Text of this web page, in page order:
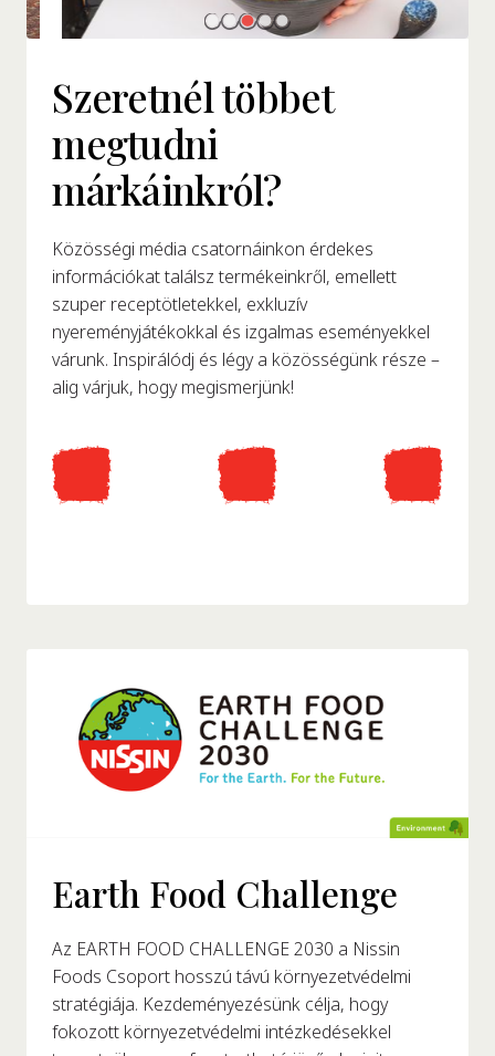
Szeretnél többet
megtudni
márkáinkról?
Közösségi média csatornáinkon érdekes
információkat találsz termékeinkről, emellett
szuper receptötletekkel, exkluzív
nyereményjátékokkal és izgalmas eseményekkel
várunk. Inspirálódj és légy a közösségünk része –
alig várjuk, hogy megismerjünk!
Earth Food Challenge
Az EARTH FOOD CHALLENGE 2030 a Nissin
Foods Csoport hosszú távú környezetvédelmi
stratégiája. Kezdeményezésünk célja, hogy
fokozott környezetvédelmi intézkedésekkel